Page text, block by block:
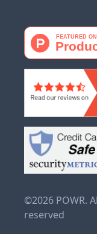
©2026 POWR.
reserved